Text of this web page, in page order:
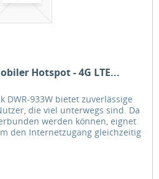
Hotspot - 4G LTE...
DWR-933W bietet zuverlässige
die viel unterwegs sind. Da
werden können, eignet
den Internetzugang gleichzeitig